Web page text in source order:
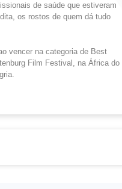
de saúde que estiveram
os rostos de quem dá tudo
vencer na categoria de Best
Film Festival, na África do